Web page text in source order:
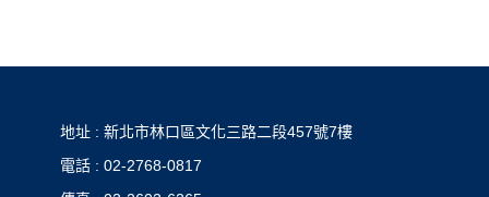
地址 : 新北市林口區文化三路二段457號7樓
電話 : 02-2768-0817